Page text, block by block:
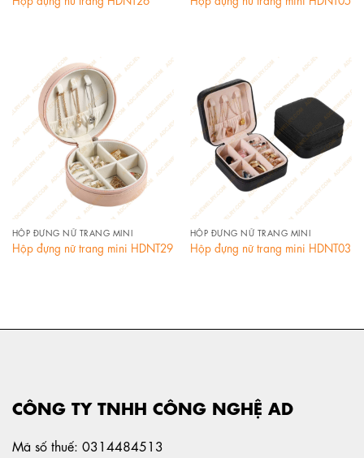
HỘP ĐỰNG NỮ TRANG MINI
Hộp đựng nữ trang mini HDNT29
HỘP ĐỰNG NỮ TRANG MINI
Hộp đựng nữ trang mini HDNT03
CÔNG TY TNHH CÔNG NGHỆ AD
Mã số thuế: 0314484513